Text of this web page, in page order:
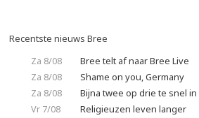
Recentste nieuws Bree
Za 8/08
Bree telt af naar Bree Live
Za 8/08
Shame on you, Germany
Za 8/08
Bijna twee op drie te snel
Vr 7/08
Religieuzen leven langer